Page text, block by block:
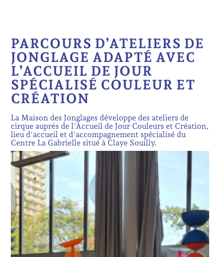
PARCOURS D’ATELIERS DE
JONGLAGE ADAPTÉ AVEC
L’ACCUEIL DE JOUR
SPÉCIALISÉ COULEUR ET
CRÉATION
La Maison des Jonglages développe des ateliers de
cirque auprès de l'Accueil de Jour Couleurs et Création,
lieu d'accueil et d'accompagnement spécialisé du
Centre La Gabrielle situé à Claye Souilly.